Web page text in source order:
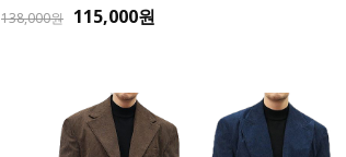
138,000원 115,000원